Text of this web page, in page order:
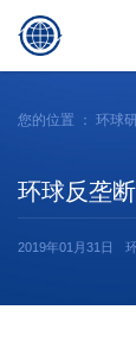
您的位置 ： 环球
环球反垄
2019年01月31日